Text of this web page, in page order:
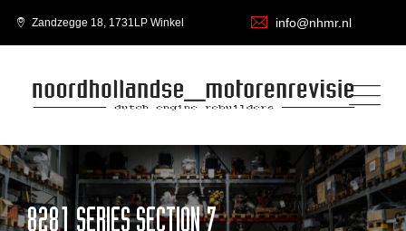
Zandzegge 18, 1731LP Winkel info@nhmr.nl
8281 SERIES SECTION 7